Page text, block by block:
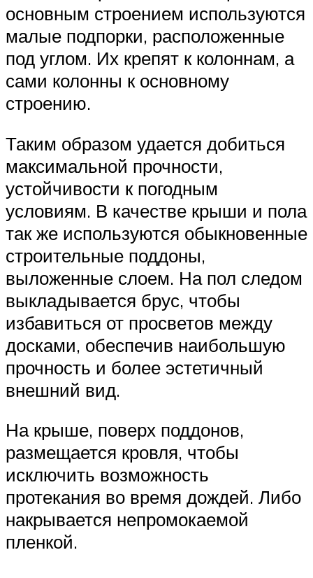
основным строением используются
малые подпорки, расположенные
под углом. Их крепят к колоннам, а
сами колонны к основному
строению.
Таким образом удается добиться
максимальной прочности,
устойчивости к погодным
условиям. В качестве крыши и пола
так же используются обыкновенные
строительные поддоны,
выложенные слоем. На пол следом
выкладывается брус, чтобы
избавиться от просветов между
досками, обеспечив наибольшую
прочность и более эстетичный
внешний вид.
На крыше, поверх поддонов,
размещается кровля, чтобы
исключить возможность
протекания во время дождей. Либо
накрывается непромокаемой
пленкой.